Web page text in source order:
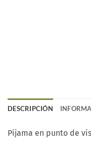
DESCRIPCIÓN
Pijama en punto de